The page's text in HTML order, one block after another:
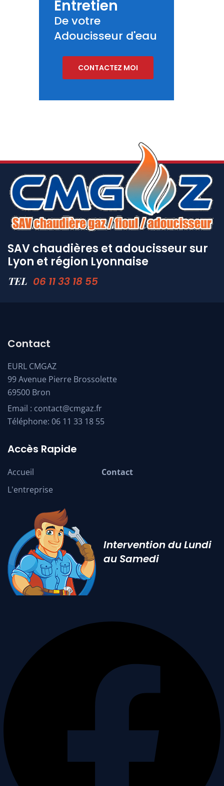
Entretien
De votre
Adoucisseur d'eau
CONTACTEZ MOI
SAV chaudières et adoucisseur sur
Lyon et région Lyonnaise
TEL 06 11 33 18 55
Contact
EURL CMGAZ
99 Avenue Pierre Brossolette
69500 Bron
Email : contact@cmgaz.fr
Téléphone: 06 11 33 18 55
Accès Rapide
Accueil
L'entreprise
Contact
Intervention du Lundi
au Samedi